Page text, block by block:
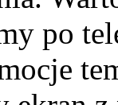
po